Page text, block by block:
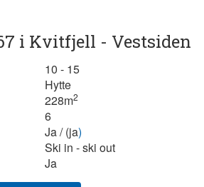
i Kvitfjell - Vestsiden
10 - 15
Hytte
228m2
6
Ja / (ja)
Ski in - ski out
Ja